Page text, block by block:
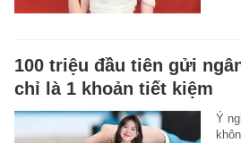
100 triệu đầu tiên gửi
chỉ là 1 khoản tiết kiệm
Ý